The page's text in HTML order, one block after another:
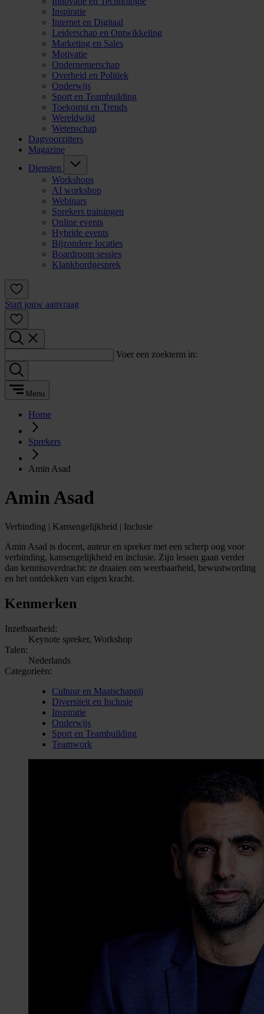
Inspiratie
Internet en Digitaal
Leiderschap en Ontwikkeling
Marketing en Sales
Motivatie
Ondernemerschap
Overheid en Politiek
Onderwijs
Sport en Teambuilding
Toekomst en Trends
Wereldwijd
Wetenschap
Dagvoorzitters
Magazine
Diensten
Workshops
AI workshop
Webinars
Sprekers trainingen
Online events
Hybride events
Bijzondere locaties
Boardroom sessies
Klankbordgesprek
Start jouw aanvraag
Voer een zoekterm in:
Menu
Home
Sprekers
Amin Asad
Amin Asad
Verbinding | Kansengelijkheid | Inclusie
Amin Asad is docent, auteur en spreker met een scherp oog voor
verbinding, kansengelijkheid en inclusie. Zijn lessen gaan verder
dan kennisoverdracht: ze draaien om weerbaarheid, bewustwording
en het ontdekken van eigen kracht.
Kenmerken
Inzetbaarheid:
Keynote spreker, Workshop
Talen:
Nederlands
Categorieën:
Cultuur en Maatschappij
Diversiteit en Inclusie
Inspiratie
Onderwijs
Sport en Teambuilding
Teamwork